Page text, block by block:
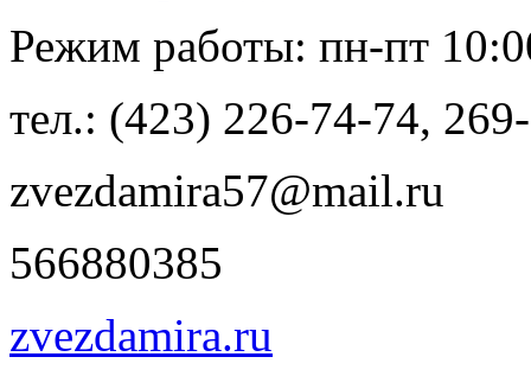
Режим работы: пн-пт
тел.: (423) 226-74-74,
zvezdamira57@mail.ru
566880385
zvezdamira.ru